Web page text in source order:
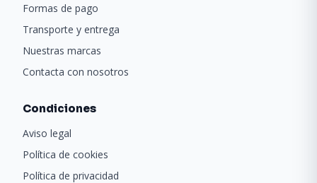
Formas de pago
Transporte y entrega
Nuestras marcas
Contacta con nosotros
Condiciones
Aviso legal
Política de cookies
Política de privacidad